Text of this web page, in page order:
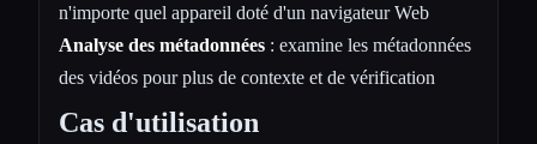
n'importe quel appareil doté d'un navigateur Web
Analyse des métadonnées : examine les métadonnées
des vidéos pour plus de contexte et de vérification
Cas d'utilisation